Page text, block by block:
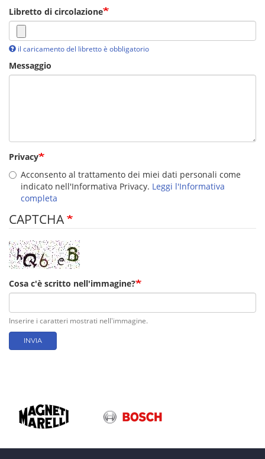
Libretto di circolazione
il caricamento del libretto è obbligatorio
Messaggio
Privacy
Acconsento al trattamento dei miei dati personali come
indicato nell'Informativa Privacy. Leggi l'Informativa
completa
CAPTCHA
Cosa c'è scritto nell'immagine?
Inserire i caratteri mostrati nell'immagine.
INVIA